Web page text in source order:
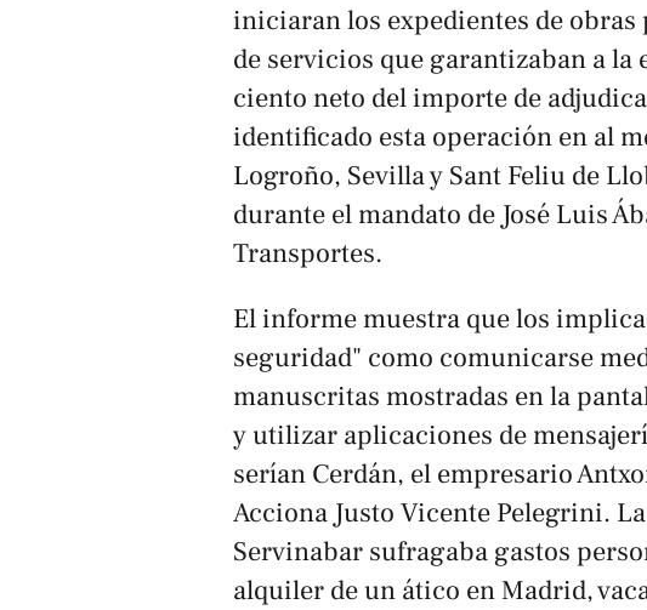
iniciaran los expedientes de
de servicios que garantizaban a la
ciento neto del importe de
identificado esta operación en al
Logroño, Sevilla y Sant Feliu de
durante el mandato de José Luis
Transportes.
El informe muestra que los
seguridad" como comunicarse
manuscritas mostradas en la
y utilizar aplicaciones de
serían Cerdán, el empresario
Acciona Justo Vicente Pelegrini.
Servinabar sufragaba gastos
alquiler de un ático en Madrid,